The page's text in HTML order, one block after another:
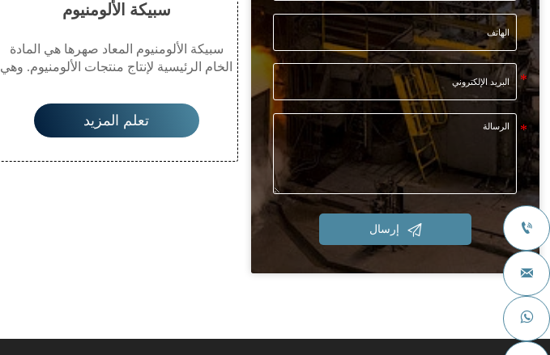
 إرسال
سبيكة الألومنيوم
سبيكة الألومنيوم المعاد صهرها هي المادة
الخام الرئيسية لإنتاج منتجات الألومنيوم. وهي
وكهربائي، وخفيفة الوزن، ومقاومة للتآكل،
وقابلة للطرق وإعادة التدوير، مما يتيح
استخدامها على نطاق واسع في العديد من
تعلم المزيد


